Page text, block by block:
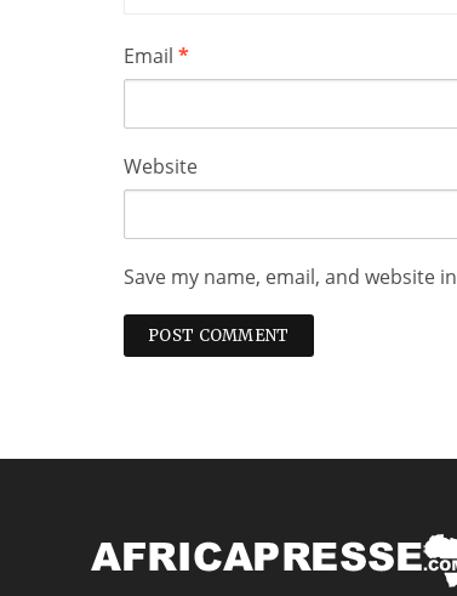
Email *
Website
Save my name, email, and website